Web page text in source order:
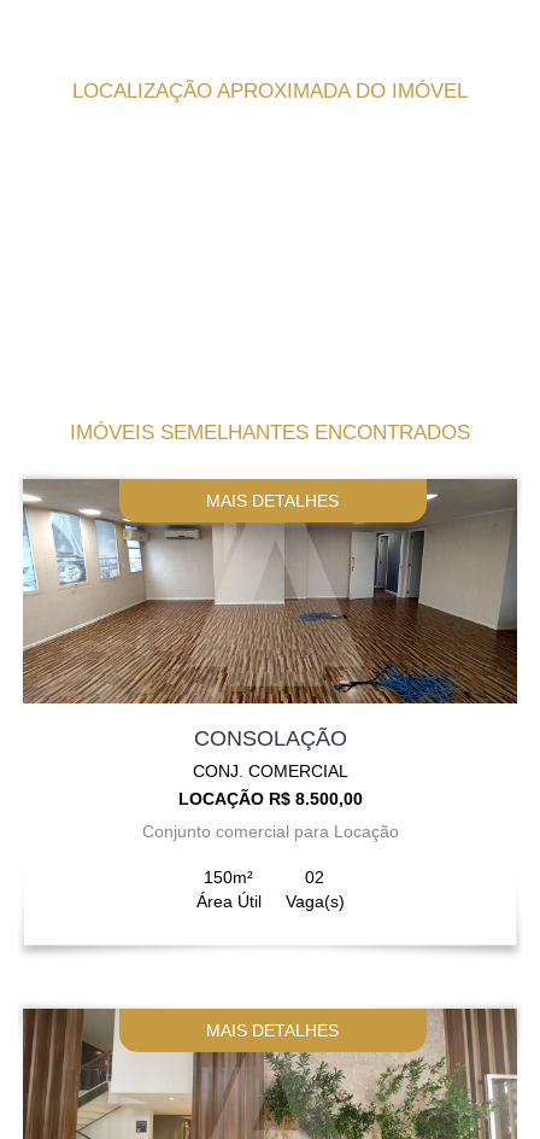
LOCALIZAÇÃO APROXIMADA DO IMÓVEL
IMÓVEIS SEMELHANTES ENCONTRADOS
MAIS DETALHES
CONSOLAÇÃO
CONJ. COMERCIAL
LOCAÇÃO R$ 8.500,00
Conjunto comercial para Locação
150m²
Área Útil
02
Vaga(s)
MAIS DETALHES